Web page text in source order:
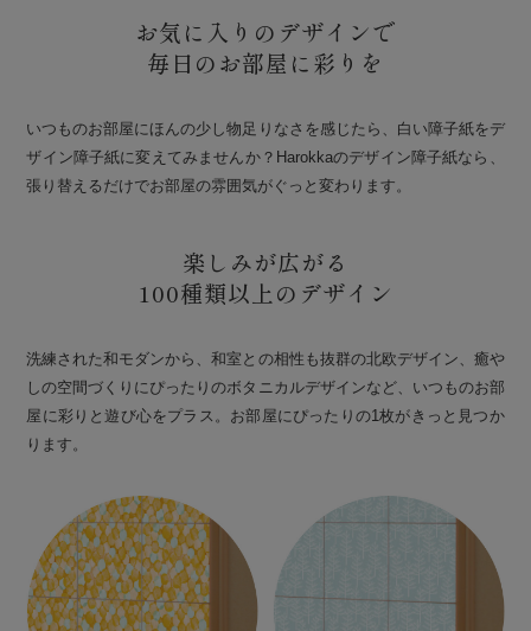
お気に入りのデザインで
毎日のお部屋に彩りを
いつものお部屋にほんの少し物足りなさを感じたら、白い障子紙をデ
ザイン障子紙に変えてみませんか？Harokkaのデザイン障子紙なら、
張り替えるだけでお部屋の雰囲気がぐっと変わります。
楽しみが広がる
100種類以上のデザイン
洗練された和モダンから、和室との相性も抜群の北欧デザイン、癒や
しの空間づくりにぴったりのボタニカルデザインなど、いつものお部
屋に彩りと遊び心をプラス。お部屋にぴったりの1枚がきっと見つか
ります。